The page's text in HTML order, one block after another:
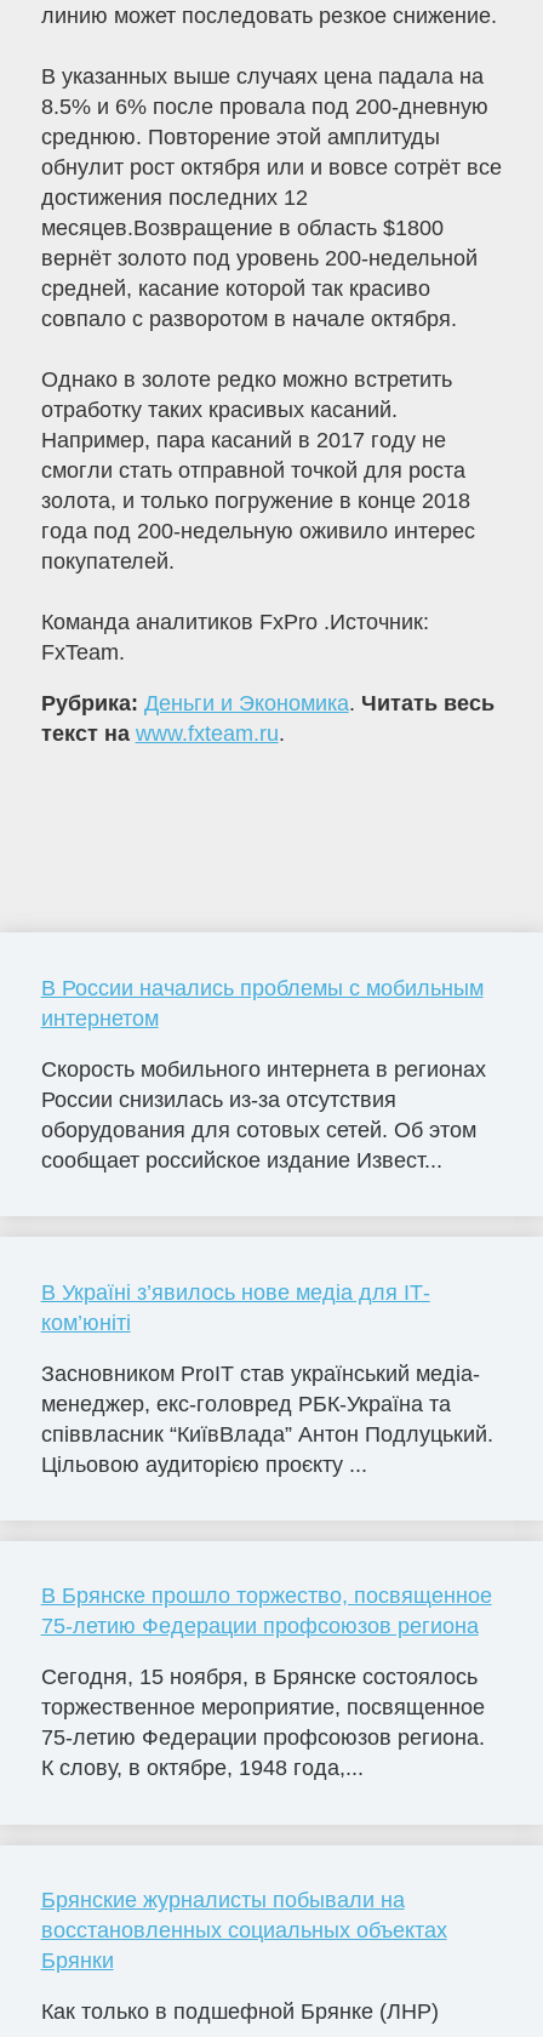
линию может последовать резкое снижение.
В указанных выше случаях цена падала на
8.5% и 6% после провала под 200-дневную
среднюю. Повторение этой амплитуды
обнулит рост октября или и вовсе сотрёт все
достижения последних 12
месяцев.Возвращение в область $1800
вернёт золото под уровень 200-недельной
средней, касание которой так красиво
совпало с разворотом в начале октября.
Однако в золоте редко можно встретить
отработку таких красивых касаний.
Например, пара касаний в 2017 году не
смогли стать отправной точкой для роста
золота, и только погружение в конце 2018
года под 200-недельную оживило интерес
покупателей.
Команда аналитиков FxPro .Источник:
FxTeam.
Рубрика: Деньги и Экономика. Читать весь
текст на www.fxteam.ru.
В России начались проблемы с мобильным
интернетом
Скорость мобильного интернета в регионах
России снизилась из-за отсутствия
оборудования для сотовых сетей. Об этом
сообщает российское издание Извест...
В Україні з’явилось нове медіа для ІТ-
ком’юніті
Засновником ProIT став український медіа-
менеджер, екс-головред РБК-Україна та
співвласник “КиївВлада” Антон Подлуцький.
Цільовою аудиторією проєкту ...
В Брянске прошло торжество, посвященное
75-летию Федерации профсоюзов региона
Сегодня, 15 ноября, в Брянске состоялось
торжественное мероприятие, посвященное
75-летию Федерации профсоюзов региона.
К слову, в октябре, 1948 года,...
Брянские журналисты побывали на
восстановленных социальных объектах
Брянки
Как только в подшефной Брянке (ЛНР)